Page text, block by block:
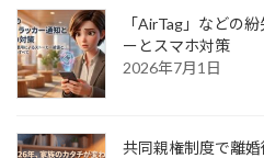
「AirTag」などの
ーとスマホ対策
2026年7月1日
共同親権制度で離